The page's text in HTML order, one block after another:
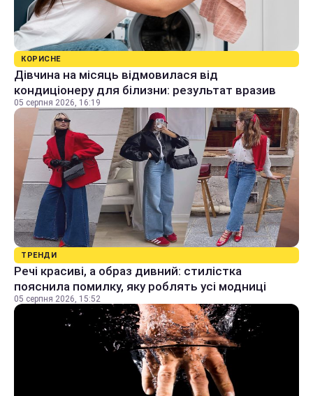
КОРИСНЕ
Дівчина на місяць відмовилася від
кондиціонеру для білизни: результат вразив
05 серпня 2026, 16:19
ТРЕНДИ
Речі красиві, а образ дивний: стилістка
пояснила помилку, яку роблять усі модниці
05 серпня 2026, 15:52